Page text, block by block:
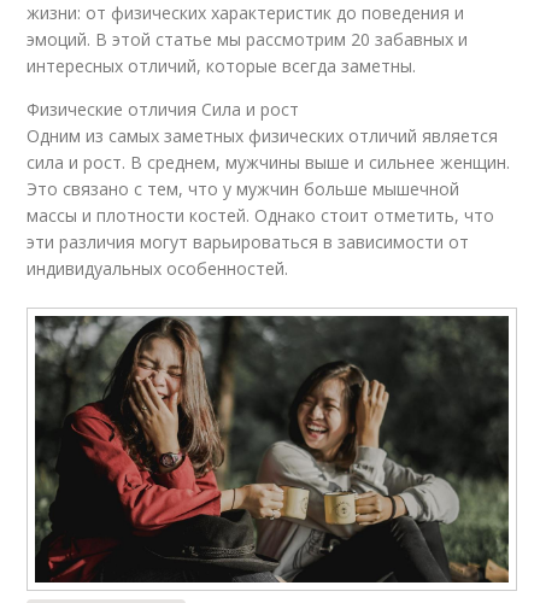
жизни: от физических характеристик до поведения и
эмоций. В этой статье мы рассмотрим 20 забавных и
интересных отличий, которые всегда заметны.
Физические отличия Сила и рост
Одним из самых заметных физических отличий является
сила и рост. В среднем, мужчины выше и сильнее женщин.
Это связано с тем, что у мужчин больше мышечной
массы и плотности костей. Однако стоит отметить, что
эти различия могут варьироваться в зависимости от
индивидуальных особенностей.